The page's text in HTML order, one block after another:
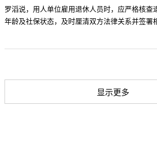
罗滔说，用人单位雇用退休人员时，应严格核查
年龄及社保状态，及时厘清双方法律关系并签署
显示更多